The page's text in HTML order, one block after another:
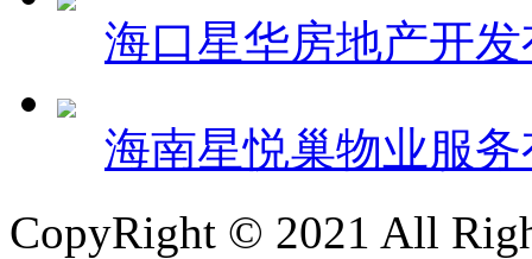
海口星华房地产开
海南星悦巢物业服
CopyRight © 2021 All